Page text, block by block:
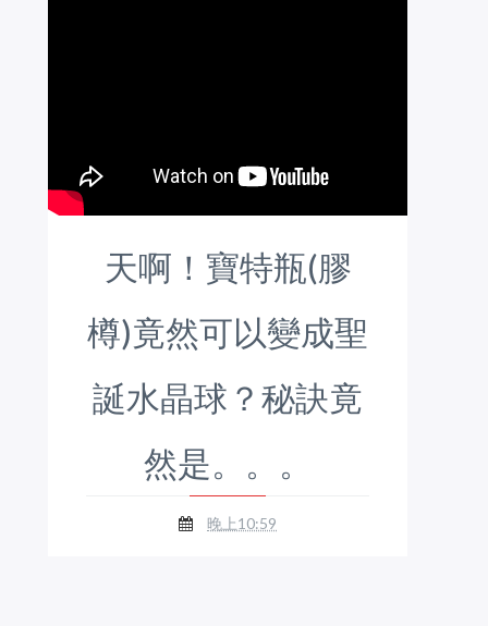
天啊！寶特瓶(膠
樽)竟然可以變成聖
誕水晶球？秘訣竟
然是。。。
晚上10:59